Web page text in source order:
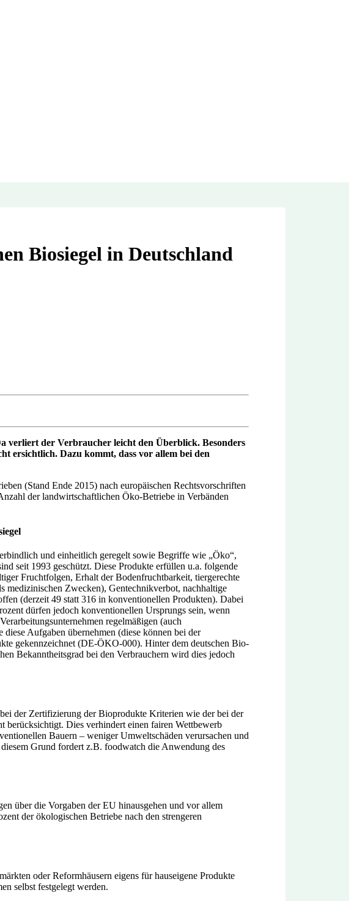
Biosiegel in Deutschland
verliert der Verbraucher leicht den Überblick. Besonders
ersichtlich. Dazu kommt, dass vor allem bei den
(Stand Ende 2015) nach europäischen Rechtsvorschriften
der landwirtschaftlichen Öko-Betriebe in Verbänden
und einheitlich geregelt sowie Begriffe wie „Öko“,
seit 1993 geschützt. Diese Produkte erfüllen u.a. folgende
Fruchtfolgen, Erhalt der Bodenfruchtbarkeit, tiergerechte
medizinischen Zwecken), Gentechnikverbot, nachhaltige
(derzeit 49 statt 316 in konventionellen Produkten). Dabei
dürfen jedoch konventionellen Ursprungs sein, wenn
regelmäßigen (auch
Aufgaben übernehmen (diese können bei der
gekennzeichnet (DE-ÖKO-000). Hinter dem deutschen Bio-
Bekanntheitsgrad bei den Verbrauchern wird dies jedoch
der Zertifizierung der Bioprodukte Kriterien wie der bei der
berücksichtigt. Dies verhindert einen fairen Wettbewerb
Bauern – weniger Umweltschäden verursachen und
Grund fordert z.B. foodwatch die Anwendung des
über die Vorgaben der EU hinausgehen und vor allem
der ökologischen Betriebe nach den strengeren
oder Reformhäusern eigens für hauseigene Produkte
selbst festgelegt werden.